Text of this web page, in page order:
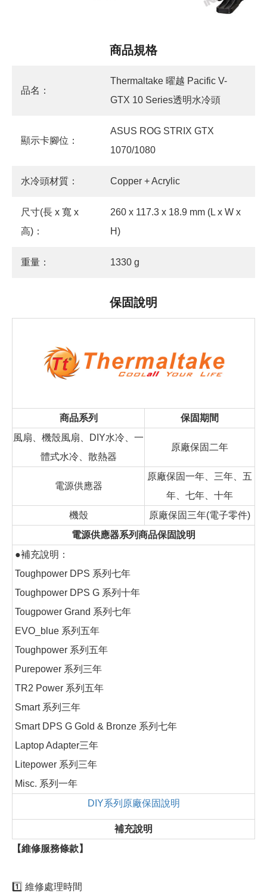
商品規格
品名：
Thermaltake 曜越 Pacific V-
GTX 10 Series透明水冷頭
顯示卡腳位：
ASUS ROG STRIX GTX
1070/1080
水冷頭材質： Copper + Acrylic
尺寸(長 x 寬 x
高)：
260 x 117.3 x 18.9 mm (L x W x
H)
重量： 1330 g
保固說明
商品系列
保固期間
風扇、機殼風扇、DIY水冷、一
體式水冷、散熱器
原廠保固二年
電源供應器
原廠保固一年、三年、五
年、七年、十年
機殼
原廠保固三年(電子零件)
電源供應器系列商品保固說明
●補充說明：
Toughpower DPS 系列七年
Toughpower DPS G 系列十年
Tougpower Grand 系列七年
EVO_blue 系列五年
Toughpower 系列五年
Purepower 系列三年
TR2 Power 系列五年
Smart 系列三年
Smart DPS G Gold & Bronze 系列七年
Laptop Adapter三年
Litepower 系列三年
Misc. 系列一年
DIY系列原廠保固說明
補充說明
【維修服務條款】
1️⃣ 維修處理時間